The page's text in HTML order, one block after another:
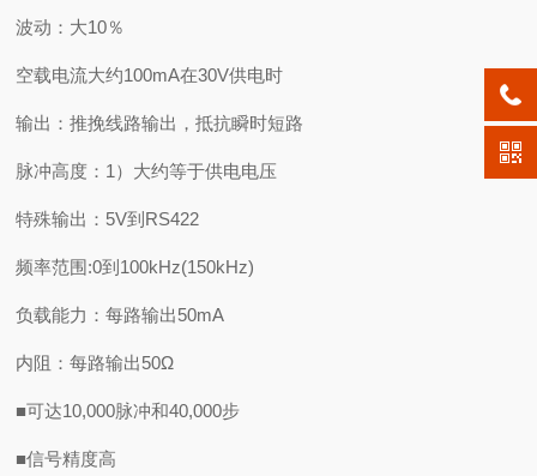
波动：大10％
空载电流大约100mA在30V供电时
输出：推挽线路输出，抵抗瞬时短路
脉冲高度：1）大约等于供电电压
特殊输出：5V到RS422
频率范围:0到100kHz(150kHz)
负载能力：每路输出50mA
内阻：每路输出50Ω
■可达10,000脉冲和40,000步
■信号精度高